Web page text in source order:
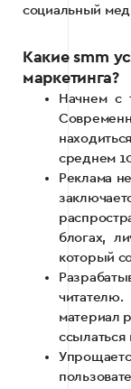
социальный
Какие smm
маркетинга?
Начнем с
среднем
Реклама
блогах,
который
материал
ссылаться